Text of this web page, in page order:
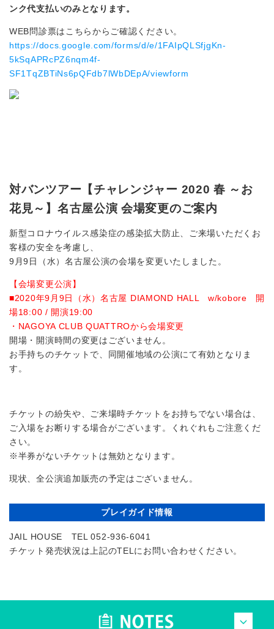
ンク代支払いのみとなります。
WEB問診票はこちらからご確認ください。
https://docs.google.com/forms/d/e/1FAIpQLSfjgKn-
5kSqAPRcPZ6nqm4f-
SF1TqZBTiNs6pQFdb7lWbDEpA/viewform
対バンツアー【チャレンジャー 2020 春 ～お
花見～】名古屋公演 会場変更のご案内
新型コロナウイルス感染症の感染拡大防止、ご来場いただくお
客様の安全を考慮し、
9月9日（水）名古屋公演の会場を変更いたしました。
【会場変更公演】
■2020年9月9日（水）名古屋 DIAMOND HALL w/kobore 開
場18:00 / 開演19:00
・NAGOYA CLUB QUATTROから会場変更
開場・開演時間の変更はございません。
お手持ちのチケットで、同開催地域の公演にて有効となりま
す。
チケットの紛失や、ご来場時チケットをお持ちでない場合は、
ご入場をお断りする場合がございます。くれぐれもご注意くだ
さい。
※半券がないチケットは無効となります。
現状、全公演追加販売の予定はございません。
プレイガイド情報
JAIL HOUSE TEL 052-936-6041
チケット発売状況は上記のTELにお問い合わせください。